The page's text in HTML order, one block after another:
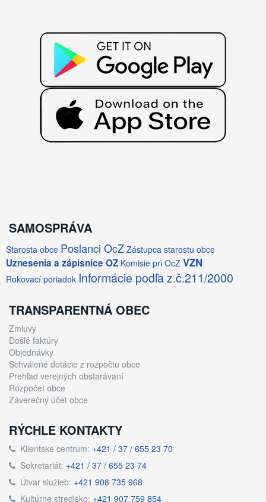
SAMOSPRÁVA
Starosta obce Poslanci OcZ Zástupca starostu obce
Uznesenia a zápisnice OZ Komisie pri OcZ VZN
Rokovací poriadok Informácie podľa z.č.211/2000
TRANSPARENTNÁ OBEC
Zmluvy
Došlé faktúry
Objednávky
Schválené dotácie z rozpočtu obce
Prehľad verejných obstarávaní
Rozpočet obce
Záverečný účet obce
RÝCHLE KONTAKTY
Klientske centrum: +421 / 37 / 655 23 70
Sekretariát: +421 / 37 / 655 23 74
Útvar služieb: +421 908 735 968
Kultúrne stredisko: +421 907 759 854